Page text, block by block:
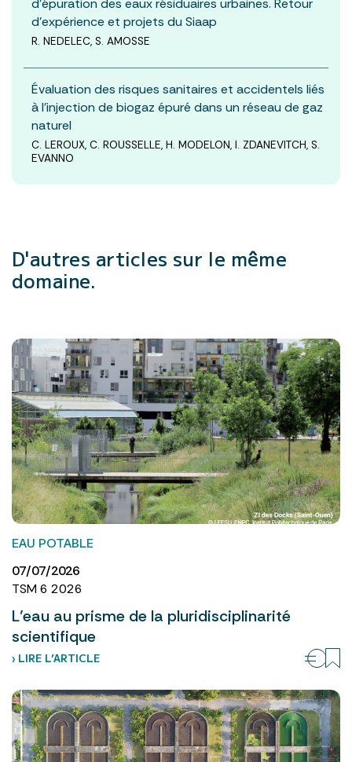
d’épuration des eaux résiduaires urbaines. Retour
d’expérience et projets du Siaap
R. NEDELEC, S. AMOSSE
Évaluation des risques sanitaires et accidentels liés
à l’injection de biogaz épuré dans un réseau de gaz
naturel
C. LEROUX, C. ROUSSELLE, H. MODELON, I. ZDANEVITCH, S.
EVANNO
D'autres articles sur le même
domaine.
EAU POTABLE
07/07/2026
TSM 6 2026
L’eau au prisme de la pluridisciplinarité
scientifique
› LIRE L’ARTICLE